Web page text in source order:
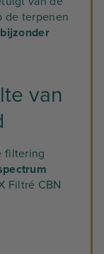
de terpenen
bijzonder
van
filtering
Filtré CBN